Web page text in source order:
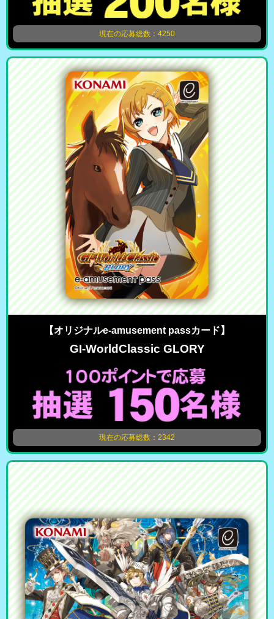
現在の応募総数：4250
【オリジナルe-amusement passカード】
GI-WorldClassic GLORY
現在の応募総数：2342